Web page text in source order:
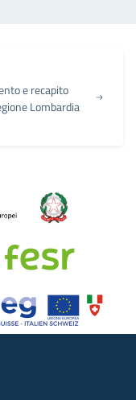
e recapito
Lombardia